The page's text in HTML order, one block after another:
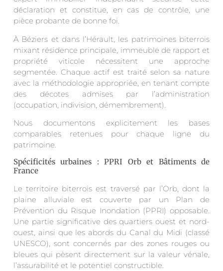
déclaration et constitue, en cas de contrôle, une
pièce probante de bonne foi.
À Béziers et dans l’Hérault, les patrimoines biterrois
mixant résidence principale, immeuble de rapport et
propriété viticole nécessitent une approche
segmentée. Chaque actif est traité selon sa nature
avec la méthodologie appropriée, en tenant compte
des décotes admises par l’administration
(occupation, indivision, démembrement).
Nous documentons explicitement les bases
comparables retenues pour chaque ligne du
patrimoine.
Spécificités urbaines : PPRI Orb et Bâtiments de
France
Le territoire biterrois est traversé par l’Orb, dont la
plaine alluviale est couverte par un Plan de
Prévention du Risque Inondation (PPRI) opposable.
Une partie significative des quartiers ouest et nord-
ouest, ainsi que les abords du Canal du Midi (classé
UNESCO), sont concernés par des zones rouges ou
bleues qui pèsent directement sur la valeur vénale,
l’assurabilité et le potentiel constructible.